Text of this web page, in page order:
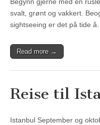
Begynn gjerne med en
svalt, grønt og vakkert.
sightseeing er det på tide
Read more →
Reise til
Istanbul September og